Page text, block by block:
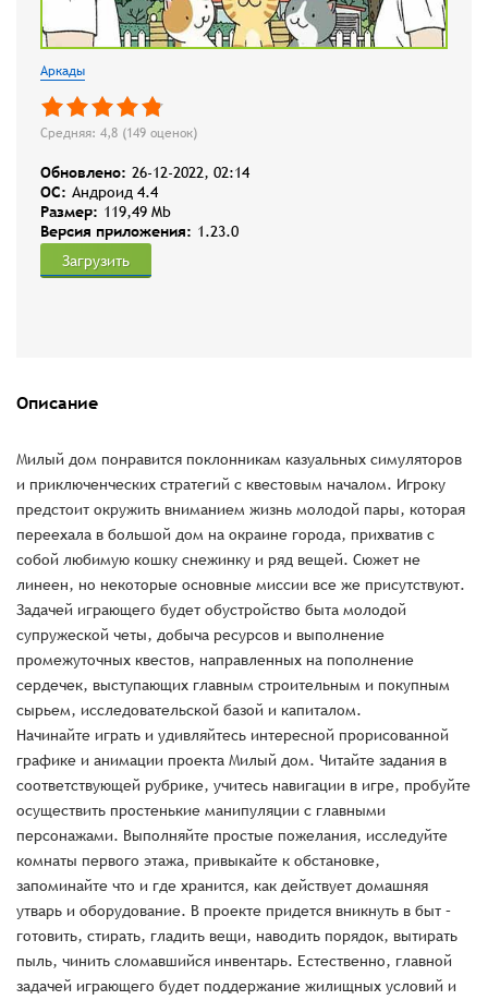
Аркады
Средняя: 4,8 (149 оценок)
Обновлено: 26-12-2022, 02:14
OC: Андроид 4.4
Размер: 119,49 Mb
Версия приложения: 1.23.0
Загрузить
Описание
Милый дом понравится поклонникам казуальных симуляторов
и приключенческих стратегий с квестовым началом. Игроку
предстоит окружить вниманием жизнь молодой пары, которая
переехала в большой дом на окраине города, прихватив с
собой любимую кошку снежинку и ряд вещей. Сюжет не
линеен, но некоторые основные миссии все же присутствуют.
Задачей играющего будет обустройство быта молодой
супружеской четы, добыча ресурсов и выполнение
промежуточных квестов, направленных на пополнение
сердечек, выступающих главным строительным и покупным
сырьем, исследовательской базой и капиталом.
Начинайте играть и удивляйтесь интересной прорисованной
графике и анимации проекта Милый дом. Читайте задания в
соответствующей рубрике, учитесь навигации в игре, пробуйте
осуществить простенькие манипуляции с главными
персонажами. Выполняйте простые пожелания, исследуйте
комнаты первого этажа, привыкайте к обстановке,
запоминайте что и где хранится, как действует домашняя
утварь и оборудование. В проекте придется вникнуть в быт –
готовить, стирать, гладить вещи, наводить порядок, вытирать
пыль, чинить сломавшийся инвентарь. Естественно, главной
задачей играющего будет поддержание жилищных условий и